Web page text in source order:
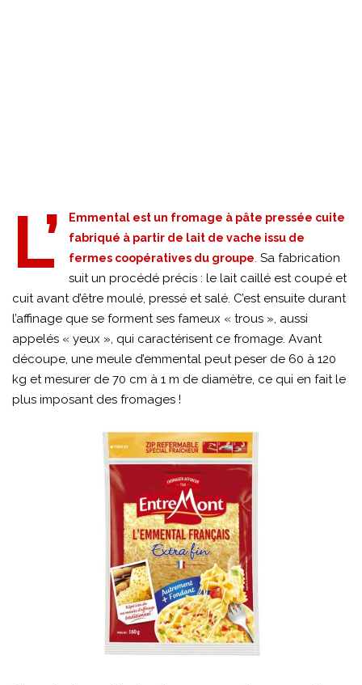
L’
Emmental est un fromage à pâte pressée cuite
fabriqué à partir de lait de vache issu de
fermes coopératives du groupe. Sa fabrication
suit un procédé précis : le lait caillé est coupé et
cuit avant d’être moulé, pressé et salé. C’est ensuite durant
l’affinage que se forment ses fameux « trous », aussi
appelés « yeux », qui caractérisent ce fromage. Avant
découpe, une meule d’emmental peut peser de 60 à 120
kg et mesurer de 70 cm à 1 m de diamètre, ce qui en fait le
plus imposant des fromages !